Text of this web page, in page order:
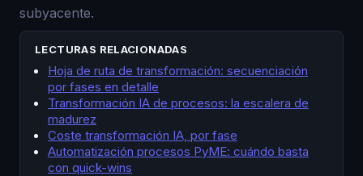
subyacente.
LECTURAS RELACIONADAS
Hoja de ruta de transformación: secuenciación
por fases en detalle
Transformación IA de procesos: la escalera de
madurez
Coste transformación IA, por fase
Automatización procesos PyME: cuándo basta
con quick-wins